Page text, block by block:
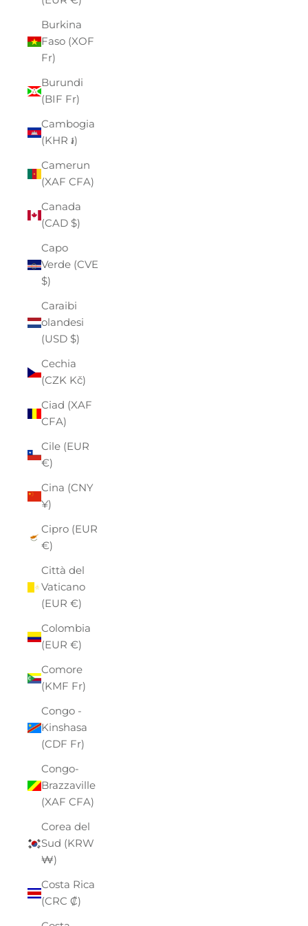
Burkina
Faso (XOF
Fr)
Burundi
(BIF Fr)
Cambogia
(KHR ៛)
Camerun
(XAF CFA)
Canada
(CAD $)
Capo
Verde (CVE
$)
Caraibi
olandesi
(USD $)
Cechia
(CZK Kč)
Ciad (XAF
CFA)
Cile (EUR
€)
Cina (CNY
¥)
Cipro (EUR
€)
Città del
Vaticano
(EUR €)
Colombia
(EUR €)
Comore
(KMF Fr)
Congo -
Kinshasa
(CDF Fr)
Congo-
Brazzaville
(XAF CFA)
Corea del
Sud (KRW
₩)
Costa Rica
(CRC ₡)